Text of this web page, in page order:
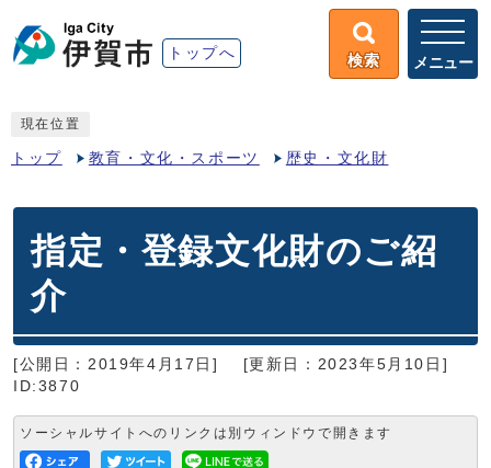
トップへ 検索 メニュー
現在位置
トップ 教育・文化・スポーツ 歴史・文化財
指定・登録文化財のご紹
介
[公開日：2019年4月17日]
[更新日：2023年5月10日]
ID:3870
ソーシャルサイトへのリンクは別ウィンドウで開きます